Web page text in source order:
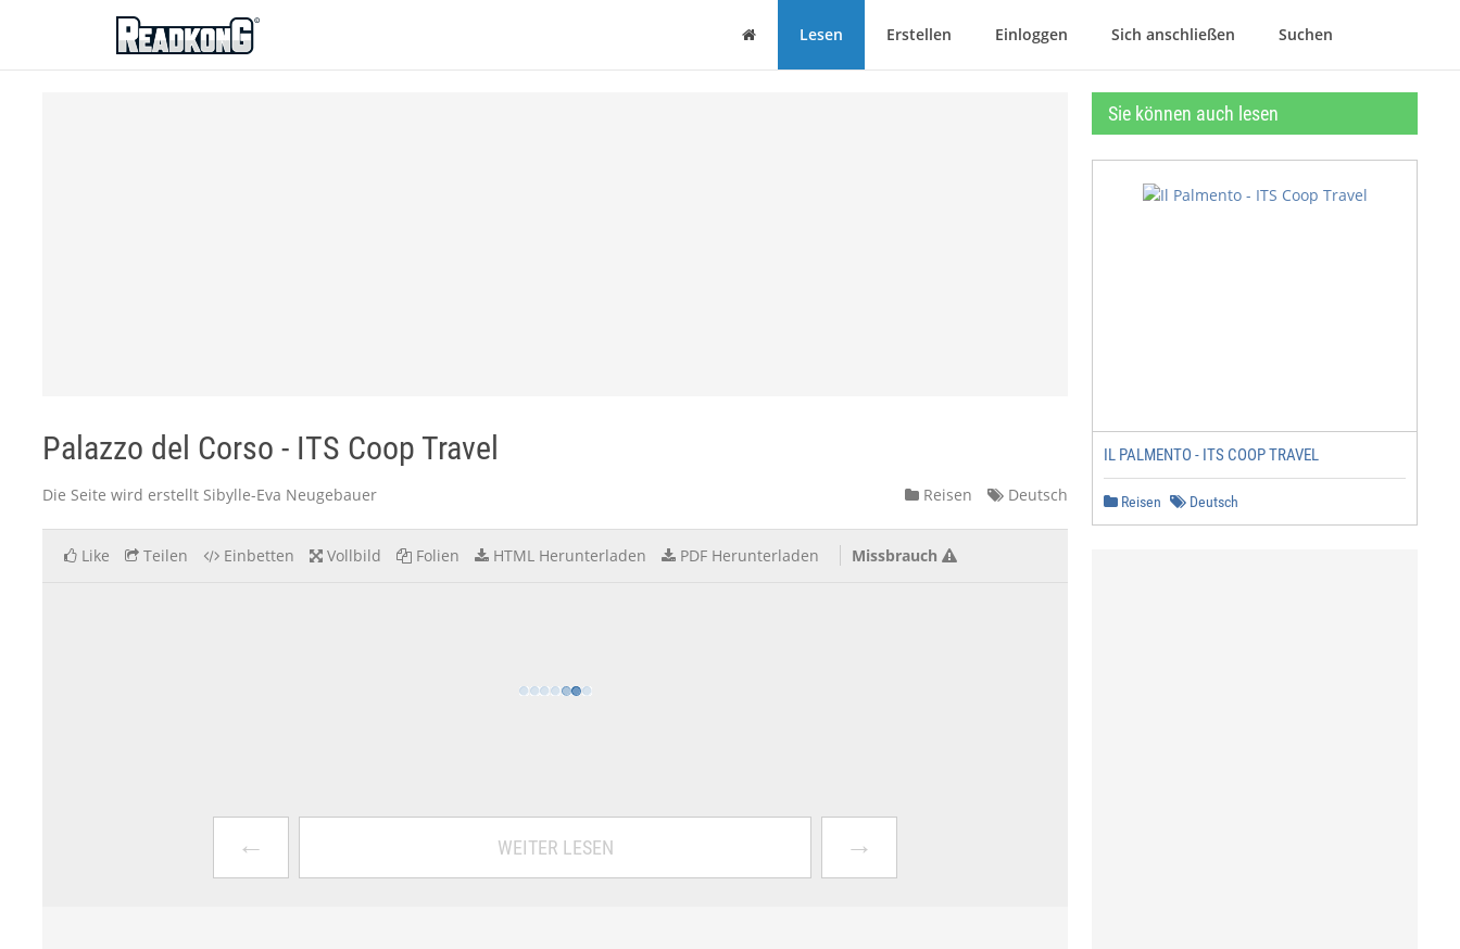
ReadkonG
Haus Lesen Erstellen Einloggen Sich anschließen Suchen
Palazzo del Corso - ITS Coop Travel
Die Seite wird erstellt Sibylle-Eva Neugebauer Reisen Deutsch
Like Teilen Einbetten Vollbild Folien HTML Herunterladen PDF Herunterladen Missbrauch
← WEITER LESEN →
Sie können auch lesen
IL PALMENTO - ITS COOP TRAVEL
Reisen Deutsch